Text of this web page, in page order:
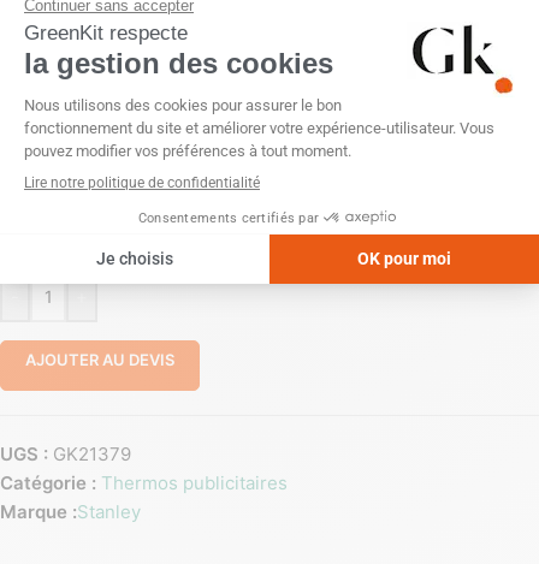
personnalisableest un
inoxydable, conçu pour les déplacements quotidiens. Doté
d’une isolation sous videet d’uncouvercle étanche à vis, il
offre une solution pratique et durable pour les boissons
chaudes ou froides.
PERSONNALISATION
Gravure laser 360 Tampographie (1 couleur)
AJOUTER AU DEVIS
UGS : GK21379
Catégorie : Thermos publicitaires
Marque :Stanley